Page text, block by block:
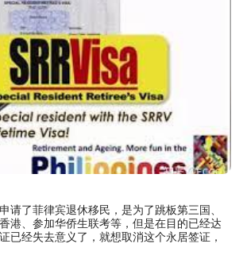
请了菲律宾退休移民，是为了跳板第三国、
港、参加华侨生联考等，但是在目的已经达
已经失去意义了，就想取消这个永居签证，